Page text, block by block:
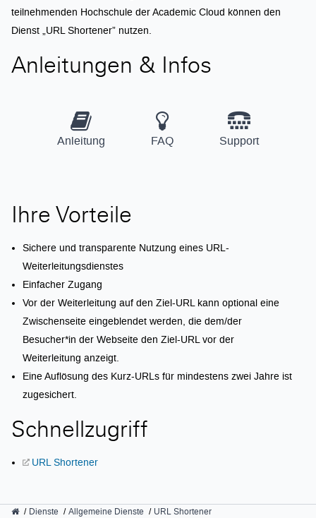
teilnehmenden Hochschule der Academic Cloud können den
Dienst „URL Shortener” nutzen.
Anleitungen & Infos
Anleitung FAQ Support
Ihre Vorteile
Sichere und transparente Nutzung eines URL-
Weiterleitungsdienstes
Einfacher Zugang
Vor der Weiterleitung auf den Ziel-URL kann optional eine
Zwischenseite eingeblendet werden, die dem/der
Besucher*in der Webseite den Ziel-URL vor der
Weiterleitung anzeigt.
Eine Auflösung des Kurz-URLs für mindestens zwei Jahre ist
zugesichert.
Schnellzugriff
URL Shortener
GWDG
Dienste Allgemeine Dienste URL Shortener